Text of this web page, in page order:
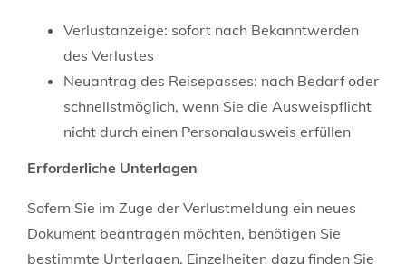
Verlustanzeige: sofort nach Bekanntwerden
des Verlustes
Neuantrag des Reisepasses: nach Bedarf oder
schnellstmöglich, wenn Sie die Ausweispflicht
nicht durch einen Personalausweis erfüllen
Erforderliche Unterlagen
Sofern Sie im Zuge der Verlustmeldung ein neues
Dokument beantragen möchten, benötigen Sie
bestimmte Unterlagen. Einzelheiten dazu finden Sie